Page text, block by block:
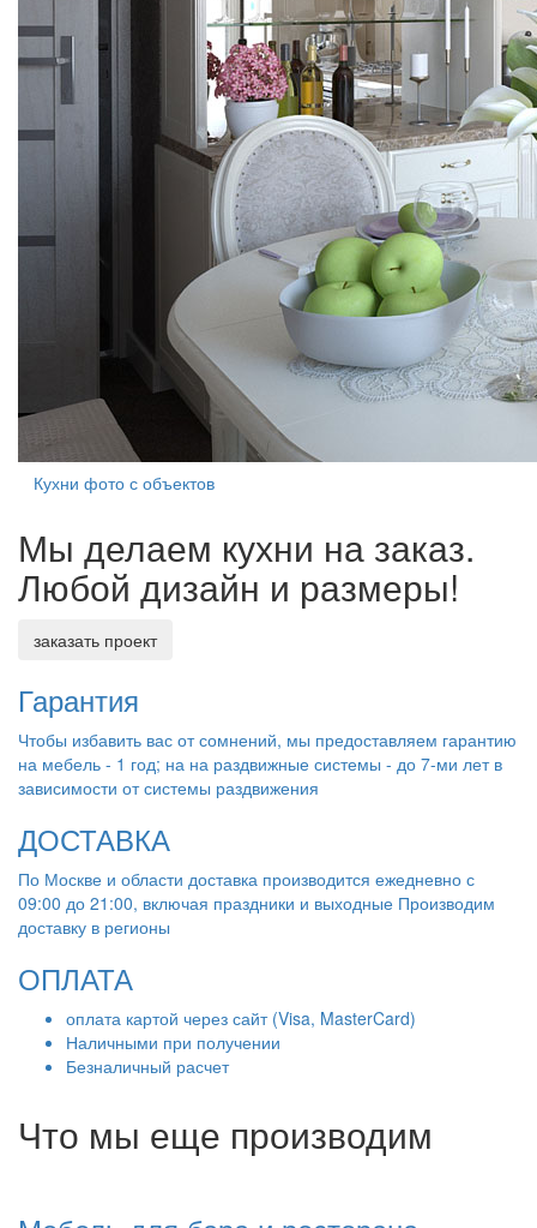
Кухни фото с объектов
Мы делаем кухни на заказ.
Любой дизайн и размеры!
заказать проект
Гарантия
Чтобы избавить вас от сомнений, мы предоставляем гарантию
на мебель - 1 год; на на раздвижные системы - до 7-ми лет в
зависимости от системы раздвижения
ДОСТАВКА
По Москве и области доставка производится ежедневно с
09:00 до 21:00, включая праздники и выходные Производим
доставку в регионы
ОПЛАТА
оплата картой через сайт (Visa, MasterCard)
Наличными при получении
Безналичный расчет
Что мы еще производим